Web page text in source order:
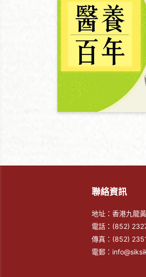
聯絡資訊
地址：香港九龍
電話： (852)
傳真： (852)
電郵：